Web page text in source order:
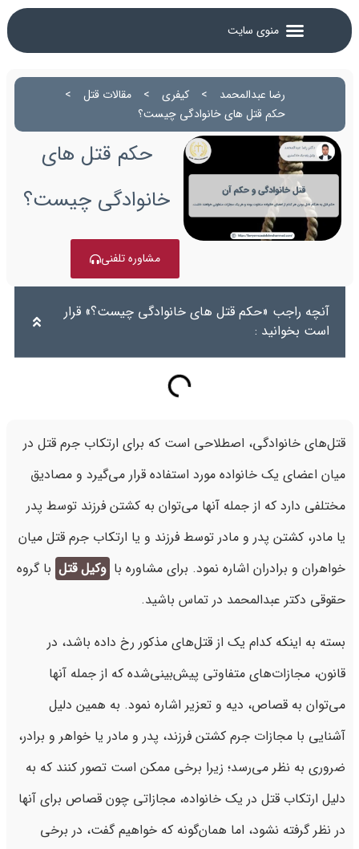
رضا عبدالمحمد > کیفری > مقالات قتل
>
حکم قتل های خانوادگی چیست؟
حکم قتل های
خانوادگی چیست؟
مشاوره تلفنی
آنچه راجب «حکم قتل های خانوادگی چیست؟» قرار
است بخوانید :
قتل‌های خانوادگی، اصطلاحی است که برای ارتکاب جرم قتل در
میان اعضای یک خانواده مورد استفاده قرار می‌گیرد و مصادیق
مختلفی دارد که از جمله آنها می‌توان به کشتن فرزند توسط پدر
یا مادر، کشتن پدر و مادر توسط فرزند و یا ارتکاب جرم قتل میان
خواهران و برادران اشاره نمود. برای مشاوره با وکیل قتل با گروه
حقوقی دکتر عبدالمحمد در تماس باشید.
بسته به اینکه کدام یک از قتل‌های مذکور رخ ‌داده باشد، در
قانون، مجازات‌های متفاوتی پیش‌بینی‌شده که از جمله آنها
می‌توان به قصاص، دیه و تعزیر اشاره نمود. به همین دلیل
آشنایی با مجازات جرم کشتن فرزند، پدر و مادر یا خواهر و برادر،
ضروری به نظر می‌رسد؛ زیرا برخی ممکن است تصور کنند که به
دلیل ارتکاب قتل در یک خانواده، مجازاتی چون قصاص برای آنها
در نظر گرفته نشود، اما همان‌گونه که خواهیم گفت، در برخی